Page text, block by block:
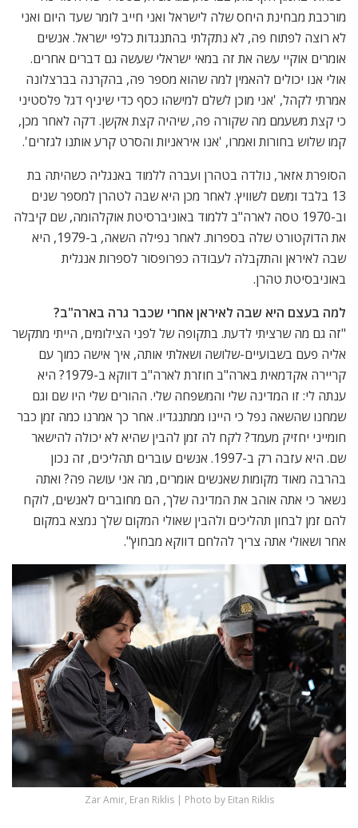
מורכבת מבחינת היחס שלה לישראל ואני חייב לומר שעד היום ואני
לא רוצה לפתוח פה, לא נתקלתי בהתנגדות כלפי ישראל. אנשים
אומרים אוקיי עשה את זה במאי ישראלי שעשה גם דברים אחרים.
אולי אנו יכולים להאמין למה שהוא מספר פה, בהקרנה בברצלונה
אמרתי לקהל, 'אני מוכן לשלם למישהו כסף כדי שיניף דגל פלסטיני
כי קצת משעמם מה שקורה פה, שיהיה קצת אקשן. דקה לאחר מכן,
קמו שלוש בחורות ואמרו, 'אנו איראניות והסרט קרע אותנו לגזרים'.
הסופרת אזאר, נולדה בטהרן ועברה ללמוד באנגליה כשהיתה בת
13 בלבד ומשם לשוויץ. לאחר מכן היא שבה לטהרן למספר שנים
וב-1970 טסה לארה"ב ללמוד באוניברסיטת אוקלהומה, שם קיבלה
את הדוקטורט שלה בספרות. לאחר נפילה השאה, ב-1979, היא
שבה לאיראן והתקבלה לעבודה כפרופסור לספרות אנגלית
באוניבסיטת טהרן.
למה בעצם היא שבה לאיראן אחרי שכבר גרה בארה"ב?
"זה גם מה שרציתי לדעת. בתקופה של לפני הצילומים, הייתי מתקשר
אליה פעם בשבועיים-שלושה ושאלתי אותה, איך אישה כמוך עם
קריירה אקדמאית בארה"ב חוזרת לארה"ב דווקא ב-1979? היא
ענתה לי: זו המדינה שלי והמשפחה שלי. ההורים שלי היו שם וגם
שמחנו שהשאה נפל כי היינו ממתנגדיו. אחר כך אמרנו כמה זמן כבר
חומייני יחזיק מעמד? לקח לה זמן להבין שהיא לא יכולה להישאר
שם. היא עזבה רק ב-1997. אנשים עוברים תהליכים, זה נכון
בהרבה מאוד מקומות שאנשים אומרים, מה אני עושה פה? ואתה
נשאר כי אתה אוהב את המדינה שלך, הם מחוברים לאנשים, לוקח
להם זמן לבחון תהליכים ולהבין שאולי המקום שלך נמצא במקום
אחר ושאולי אתה צריך להלחם דווקא מבחוץ".
Zar Amir, Eran Riklis | Photo by Eitan Riklis